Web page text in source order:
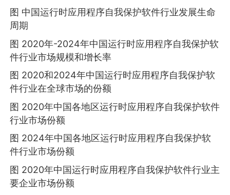
图 中国运行时应用程序自我保护软件行业发展生命
周期
图 2020年-2024年中国运行时应用程序自我保护软
件行业市场规模和增长率
图 2020和2024年中国运行时应用程序自我保护软
件行业在全球市场的份额
图 2020年中国各地区运行时应用程序自我保护软件
行业市场份额
图 2024年中国各地区运行时应用程序自我保护软
件行业市场份额
图 2020年中国运行时应用程序自我保护软件行业主
要企业市场份额